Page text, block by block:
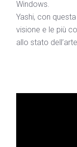
Windows.
Yashi, con
visione e le più
allo stato